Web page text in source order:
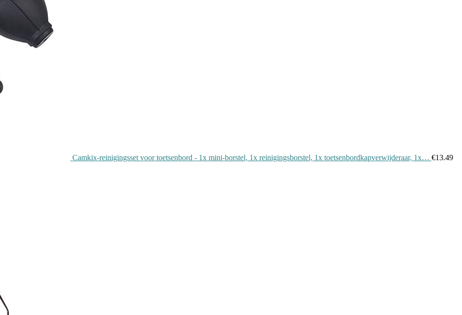
Camkix-reinigingsset voor toetsenbord - 1x mini-borstel, 1x reinigingsborstel, 1x toetsenbordkapverwijderaar, 1x… €13.49